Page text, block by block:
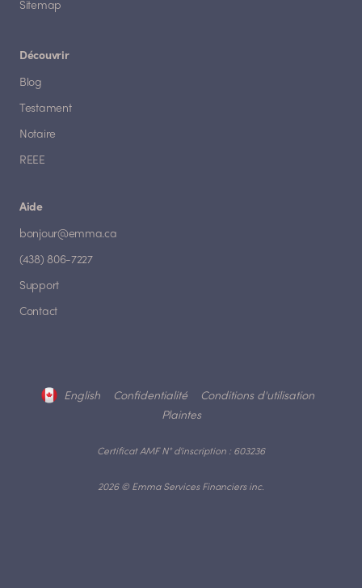
Sitemap
Découvrir
Blog
Testament
Notaire
REEE
Aide
bonjour@emma.ca
(438) 806-7227
Support
Contact
2026 © Emma Services Financiers inc.
Certificat AMF N° d'inscription : 603236
English Confidentialité
Conditions d'utilisation
Plaintes